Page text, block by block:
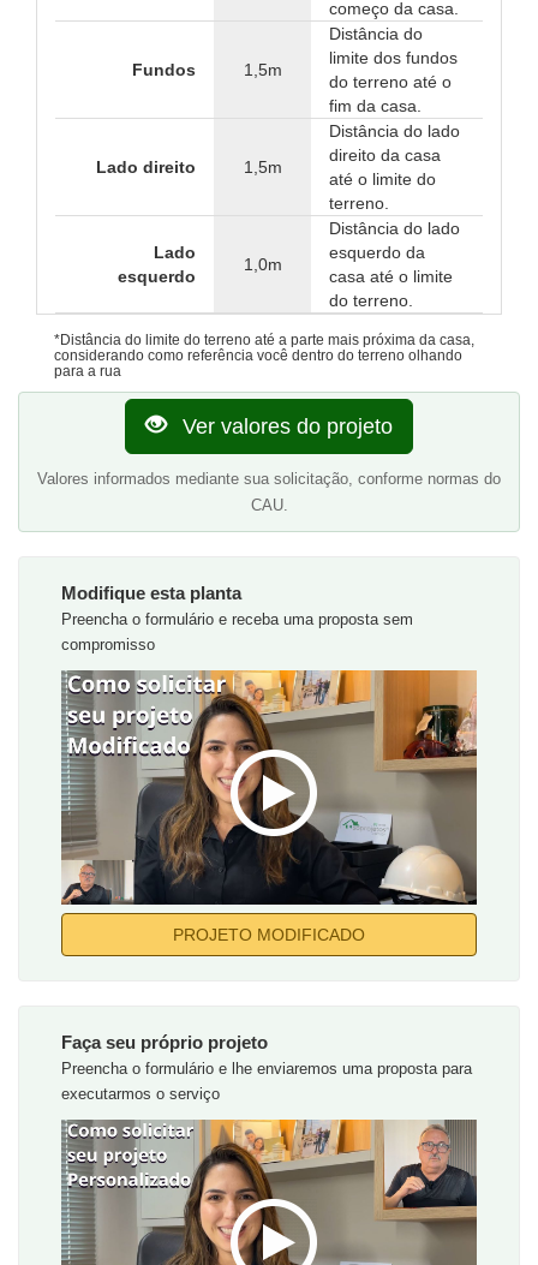
começo da casa.
Fundos 1,5m
Distância do
limite dos fundos
do terreno até o
fim da casa.
Lado direito 1,5m
Distância do lado
direito da casa
até o limite do
terreno.
Lado
esquerdo
1,0m
Distância do lado
esquerdo da
casa até o limite
do terreno.
*Distância do limite do terreno até a parte mais próxima da casa,
considerando como referência você dentro do terreno olhando
para a rua
Ver valores do projeto
Valores informados mediante sua solicitação, conforme normas do
CAU.
Modifique esta planta
Preencha o formulário e receba uma proposta sem
compromisso
PROJETO MODIFICADO
Faça seu próprio projeto
Preencha o formulário e lhe enviaremos uma proposta para
executarmos o serviço